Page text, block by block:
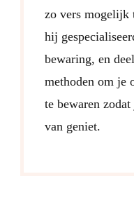
zo vers mogelijk
hij
bewaring, en
methoden om je
te bewaren
van geniet.